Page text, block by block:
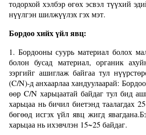
тодорхой хэлбэр өгөх эсвэл түүхий
нүүлгэн шилжүүлэх гэх мэт.
Бордоо хийх үйл явц:
1. Бордооны суурь материал болох
болон бусад материал, органик
зэргийг ашиглаж байгаа тул
(C/N)-д анхаарлаа хандуулаарай:
өөр C/N харьцаатай байдаг тул бид
харьцаа нь бичил биетэнд таалагдах
бөгөөд исгэх үйл явц жигд
харьцаа нь ихэвчлэн 15~25 байдаг.